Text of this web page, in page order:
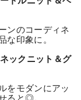
ンのコーディネ
な印象に。
ックニット＆グ
をモダンにアッ